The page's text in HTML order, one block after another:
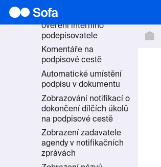
Rozšířené možnosti
ověření interního
podepisovatele
Komentáře na
podpisové cestě
Automatické umístění
podpisu v dokumentu
Zobrazování notifikací o
dokončení dílčích úkolů
na podpisové cestě
Zobrazení zadavatele
agendy v notifikačních
zprávách